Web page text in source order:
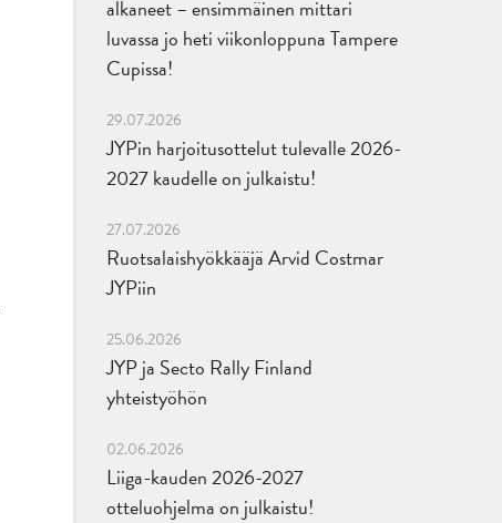
alkaneet – ensimmäinen mittari
luvassa jo heti viikonloppuna Tampere
Cupissa!
29.07.2026
JYPin harjoitusottelut tulevalle 2026-
2027 kaudelle on julkaistu!
27.07.2026
Ruotsalaishyökkääjä Arvid Costmar
JYPiin
25.06.2026
JYP ja Secto Rally Finland
yhteistyöhön
02.06.2026
Liiga-kauden 2026-2027
otteluohjelma on julkaistu!